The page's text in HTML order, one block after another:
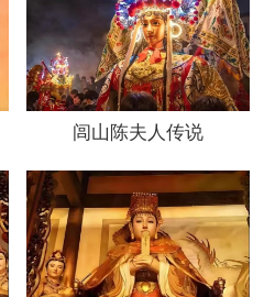
闾山陈夫人传说